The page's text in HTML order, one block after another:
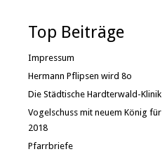
Top Beiträge
Impressum
Hermann Pflipsen wird 8o
Die Städtische Hardterwald-Klinik
Vogelschuss mit neuem König für
2018
Pfarrbriefe